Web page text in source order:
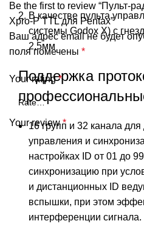
В качестве пульта
системы Godox X) с
2,5мм
Поддержка
16 групп и 32 канала
управления и
настройках ID от 01 до
синхронизацию при
и дистанционных ID
вспышки, при этом
интерференции сигнала.
Be the first to review “Пульт-
Xpro-P TTL для Pentax”
Ваш адрес email не будет
поля помечены *
Your rating*
Your review*